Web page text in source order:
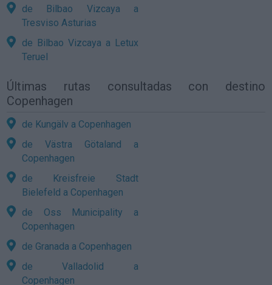
de Bilbao Vizcaya a
Tresviso Asturias
de Bilbao Vizcaya a Letux
Teruel
Últimas rutas consultadas con destino
Copenhagen
de Kungälv a Copenhagen
de Västra Götaland a
Copenhagen
de Kreisfreie Stadt
Bielefeld a Copenhagen
de Oss Municipality a
Copenhagen
de Granada a Copenhagen
de Valladolid a
Copenhagen